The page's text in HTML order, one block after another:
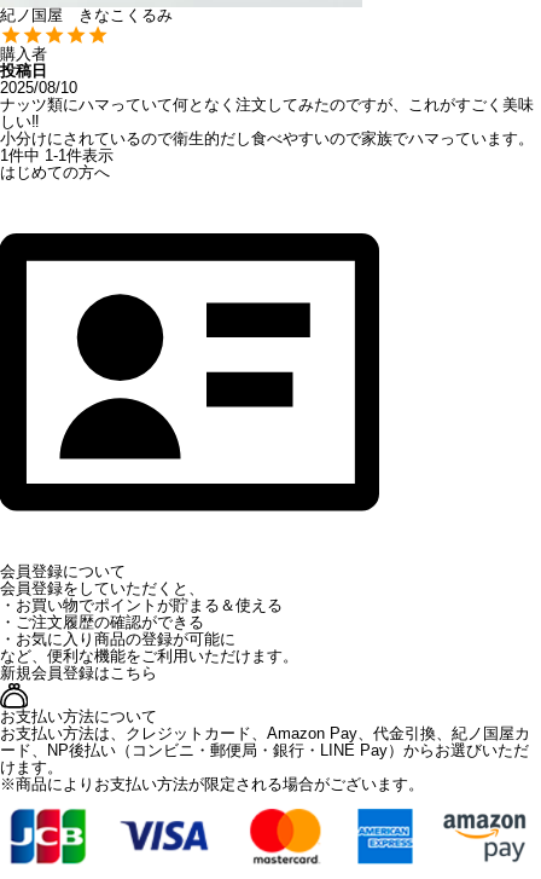
紀ノ国屋 きなこくるみ
購入者
投稿日
2025/08/10
ナッツ類にハマっていて何となく注文してみたのですが、これがすごく美味
しい‼️
小分けにされているので衛生的だし食べやすいので家族でハマっています。
1件中 1-1件表示
はじめての方へ
会員登録について
会員登録をしていただくと、
・お買い物でポイントが貯まる＆使える
・ご注文履歴の確認ができる
・お気に入り商品の登録が可能に
など、便利な機能をご利用いただけます。
新規会員登録はこちら
お支払い方法について
お支払い方法は、クレジットカード、Amazon Pay、代金引換、紀ノ国屋カ
ード、NP後払い（コンビニ・郵便局・銀行・LINE Pay）からお選びいただ
けます。
※商品によりお支払い方法が限定される場合がございます。